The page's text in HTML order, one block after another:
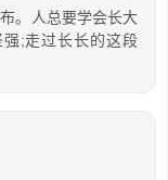
。人总要学会长大
;走过长长的这段